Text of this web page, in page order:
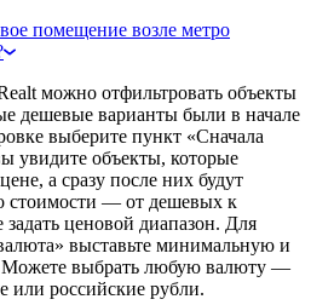
помещение возле метро
можно отфильтровать объекты
дешевые варианты были в начале
выберите пункт «Сначала
увидите объекты, которые
а сразу после них будут
стоимости — от дешевых к
ценовой диапазон. Для
выставьте минимальную и
Можете выбрать любую валюту —
или российские рубли.